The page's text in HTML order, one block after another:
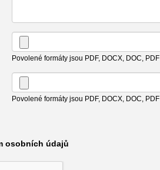
Povolené formáty jsou PDF, DOCX, DOC, PDF
Povolené formáty jsou PDF, DOCX, DOC, PDF
osobních údajů